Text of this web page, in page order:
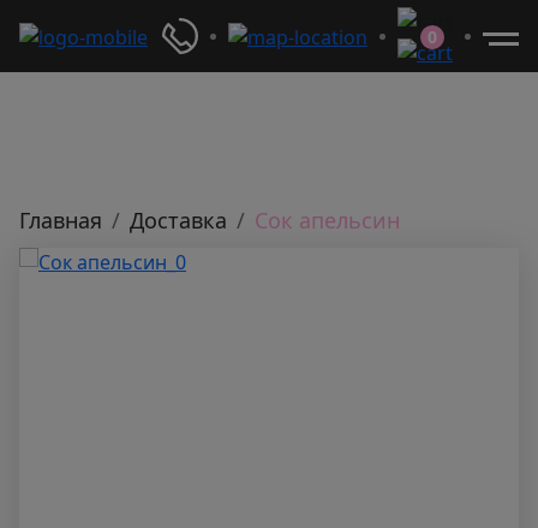
0
Главная Доставка Сок апельсин